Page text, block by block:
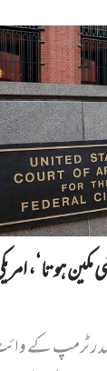
ہوتا‘،
صدر ٹرمپ کے